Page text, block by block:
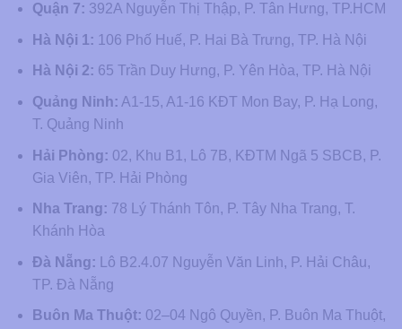
Quận 7: 392A Nguyễn Thị Thập, P. Tân Hưng, TP.HCM
Hà Nội 1: 106 Phố Huế, P. Hai Bà Trưng, TP. Hà Nội
Hà Nội 2: 65 Trần Duy Hưng, P. Yên Hòa, TP. Hà Nội
Quảng Ninh: A1-15, A1-16 KĐT Mon Bay, P. Hạ Long,
T. Quảng Ninh
Hải Phòng: 02, Khu B1, Lô 7B, KĐTM Ngã 5 SBCB, P.
Gia Viên, TP. Hải Phòng
Nha Trang: 78 Lý Thánh Tôn, P. Tây Nha Trang, T.
Khánh Hòa
Đà Nẵng: Lô B2.4.07 Nguyễn Văn Linh, P. Hải Châu,
TP. Đà Nẵng
Buôn Ma Thuột: 02–04 Ngô Quyền, P. Buôn Ma Thuột,